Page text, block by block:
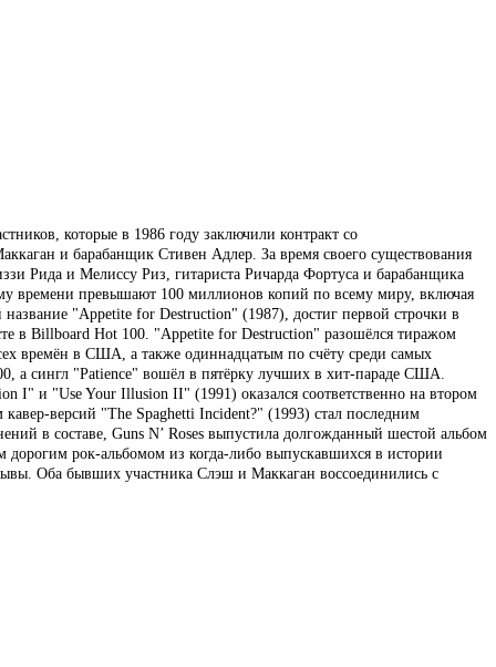
которые в 1986 году заключили контракт со
и барабанщик Стивен Адлер. За время своего существования
Рида и Мелиссу Риз, гитариста Ричарда Фортуса и барабанщика
времени превышают 100 миллионов копий по всему миру, включая
"Appetite for Destruction" (1987), достиг первой строчки в
в Billboard Hot 100. "Appetite for Destruction" разошёлся тиражом
времён в США, а также одиннадцатым по счёту среди самых
а сингл "Patience" вошёл в пятёрку лучших в хит-параде США.
I" и "Use Your Illusion II" (1991) оказался соответственно на втором
версий "The Spaghetti Incident?" (1993) стал последним
в составе, Guns N’ Roses выпустила долгожданный шестой альбом
рок-альбомом из когда-либо выпускавшихся в истории
Оба бывших участника Слэш и Маккаган воссоединились с